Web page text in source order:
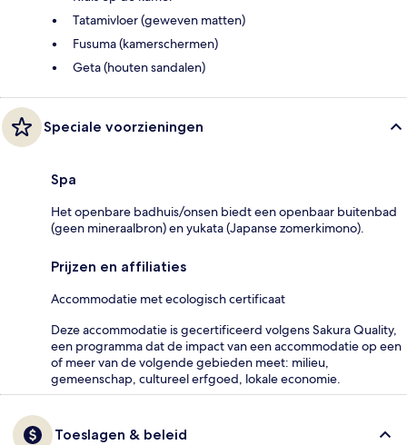
Tatamivloer (geweven matten)
Fusuma (kamerschermen)
Geta (houten sandalen)
Speciale voorzieningen
Spa
Het openbare badhuis/onsen biedt een openbaar buitenbad
(geen mineraalbron) en yukata (Japanse zomerkimono).
Prijzen en affiliaties
Accommodatie met ecologisch certificaat
Deze accommodatie is gecertificeerd volgens Sakura Quality,
een programma dat de impact van een accommodatie op een
of meer van de volgende gebieden meet: milieu,
gemeenschap, cultureel erfgoed, lokale economie.
Toeslagen & beleid